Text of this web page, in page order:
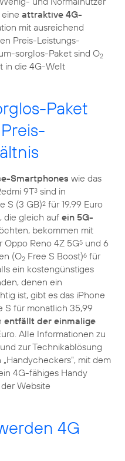
eine attraktive 4G-
mit ausreichend
Preis-Leistungs-
sorglos-Paket sind O2
in die 4G-Welt
Paket
Smartphones wie das
9T3 sind in
S (3 GB)2 für 19,99 Euro
die gleich auf ein 5G-
bekommen mit
Oppo Reno 4Z 5G5 und 6
(O2 Free S Boost)6 für
ein kostengünstiges
denen ein
ist, gibt es das iPhone
S für monatlich 35,99
entfällt der einmalige
Alle Informationen zu
zur Technikablösung
mit dem
4G-fähiges Handy
Website
4G